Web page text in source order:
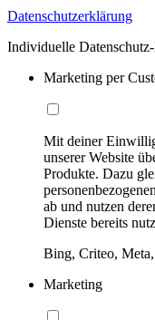
Datenschutzerklärung
Individuelle
Marketing per
Mit deiner
unserer Website
Produkte. Dazu
ab und nutzen
Dienste bereits
Bing, Criteo,
Marketing